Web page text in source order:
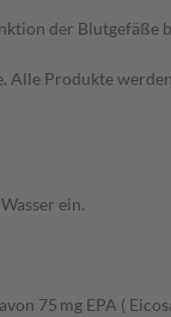
der Blutgefäße
Alle Produkte
ein.
75 mg EPA (